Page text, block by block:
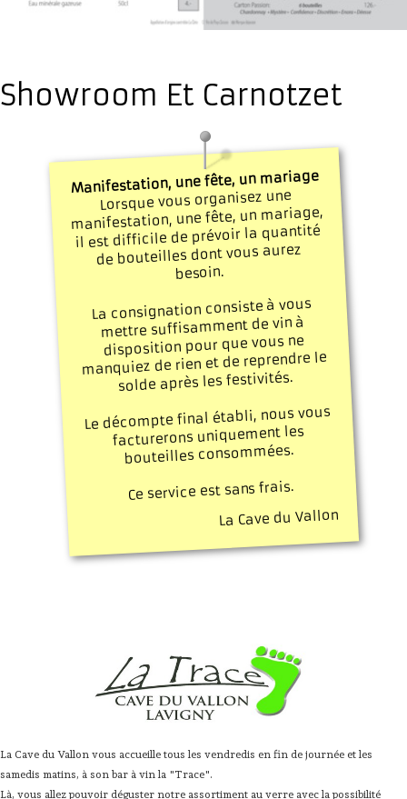
Showroom Et Carnotzet
Manifestation, une fête, un mariage
Lorsque vous organisez une
manifestation, une fête, un mariage,
il est difficile de prévoir la quantité
de bouteilles dont vous aurez
besoin.
La consignation consiste à vous
mettre suffisamment de vin à
disposition pour que vous ne
manquiez de rien et de reprendre le
solde après les festivités.
Le décompte final établi, nous vous
facturerons uniquement les
bouteilles consommées.
Ce service est sans frais.
La Cave du Vallon
La Cave du Vallon vous accueille tous les vendredis en fin de journée et les
samedis matins, à son bar à vin la "Trace".
Là, vous allez pouvoir déguster notre assortiment au verre avec la possibilité